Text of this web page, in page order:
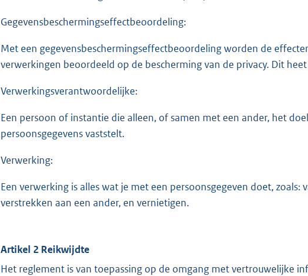
Gegevensbeschermingseffectbeoordeling:
Met een gegevensbeschermingseffectbeoordeling worden de
verwerkingen beoordeeld op de bescherming van de privacy. Dit
Verwerkingsverantwoordelijke:
Een persoon of instantie die alleen, of samen met een ander, het
persoonsgegevens vaststelt.
Verwerking:
Een verwerking is alles wat je met een persoonsgegeven doet,
verstrekken aan een ander, en vernietigen.
Artikel 2 Reikwijdte
Het reglement is van toepassing op de omgang met vertrouwelijke